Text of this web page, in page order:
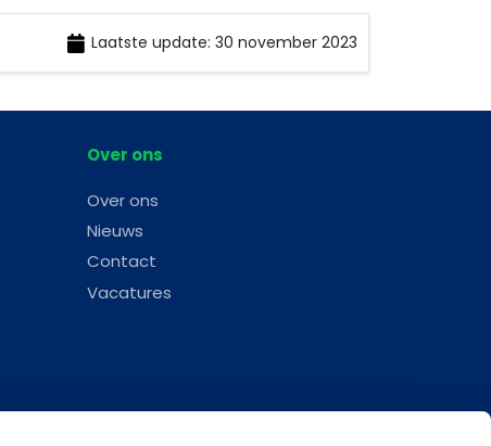
Laatste update: 30 november 2023
Over ons
Over ons
Nieuws
Contact
Vacatures